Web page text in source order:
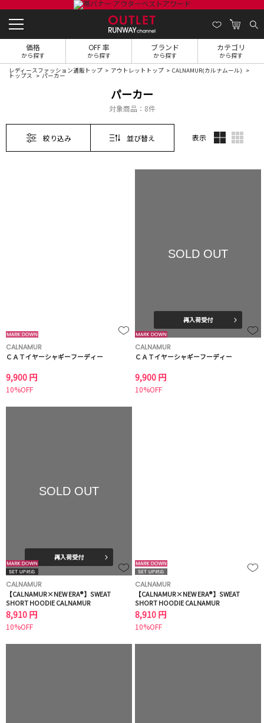
価格
から探す
OFF 率
から探す
ブランド
から探す
カテゴリ
から探す
レディースファッション通販トップ アウトレットトップ CALNAMUR(カルナムール)
トップス パーカー
パーカー
対象商品： 8件
絞り込み 並び替え 表示
CALNAMUR
ＣＡＴイヤーシャギーフーディー
9,900 円
10%OFF
SOLD OUT
再入荷受付
CALNAMUR
ＣＡＴイヤーシャギーフーディー
9,900 円
10%OFF
SOLD OUT
再入荷受付
CALNAMUR
【CALNAMUR×NEW ERA®】SWEAT
SHORT HOODIE CALNAMUR
8,910 円
10%OFF
CALNAMUR
【CALNAMUR×NEW ERA®】SWEAT
SHORT HOODIE CALNAMUR
8,910 円
10%OFF